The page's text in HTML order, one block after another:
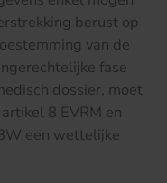
berust op
van de
fase
dossier, moet
8 EVRM en
een wettelijke